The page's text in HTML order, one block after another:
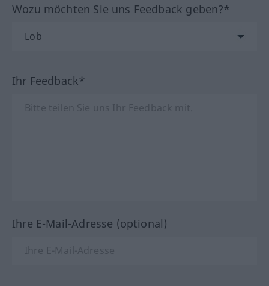
Wozu möchten Sie uns Feedback geben?*
Ihr Feedback*
Ihre E-Mail-Adresse (optional)